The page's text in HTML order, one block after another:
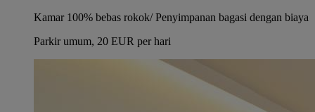
Kamar 100% bebas rokok/ Penyimpanan bagasi dengan biaya
Parkir umum, 20 EUR per hari